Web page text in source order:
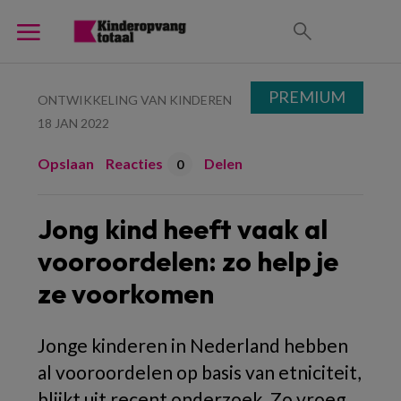
ONTWIKKELING VAN KINDEREN
18 JAN 2022
Opslaan Reacties 0 Delen
Jong kind heeft vaak al
vooroordelen: zo help je
ze voorkomen
Jonge kinderen in Nederland hebben
al vooroordelen op basis van etniciteit,
PREMIUM